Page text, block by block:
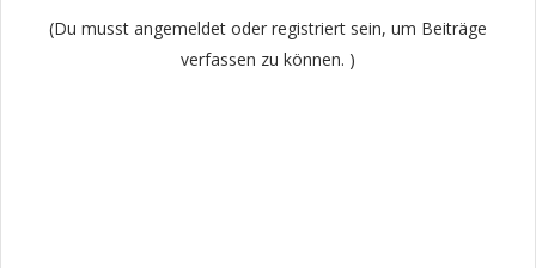
(Du musst angemeldet oder registriert sein, um Beiträge
verfassen zu können. )